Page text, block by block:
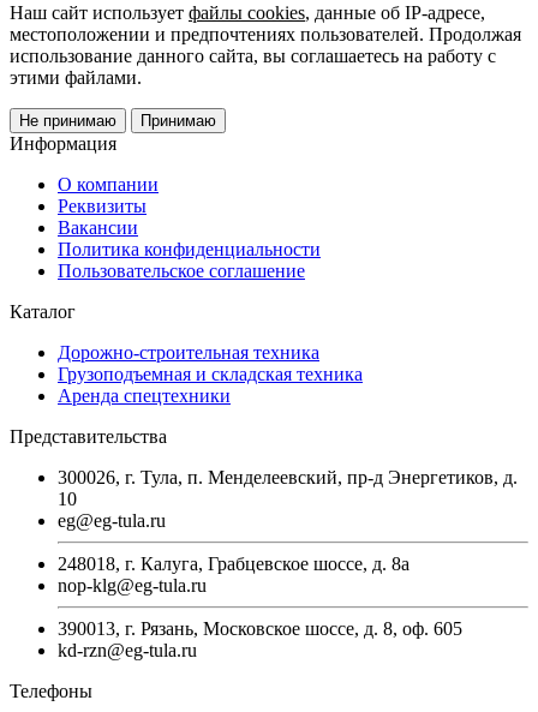
Наш сайт использует файлы cookies, данные об IP-адресе,
местоположении и предпочтениях пользователей. Продолжая
использование данного сайта, вы соглашаетесь на работу с
этими файлами.
Не принимаю Принимаю
Информация
О компании
Реквизиты
Вакансии
Политика конфиденциальности
Пользовательское соглашение
Каталог
Дорожно-строительная техника
Грузоподъемная и складская техника
Аренда спецтехники
Представительства
300026, г. Тула, п. Менделеевский, пр-д Энергетиков, д.
10
eg@eg-tula.ru
248018, г. Калуга, Грабцевское шоссе, д. 8а
nop-klg@eg-tula.ru
390013, г. Рязань, Московское шоссе, д. 8, оф. 605
kd-rzn@eg-tula.ru
Телефоны